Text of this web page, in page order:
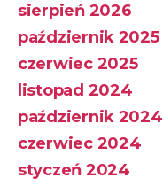
sierpień 2026
październik 2025
czerwiec 2025
listopad 2024
październik 2024
czerwiec 2024
styczeń 2024